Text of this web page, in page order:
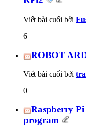
Viết bài cuối bởi
6
ROBOT
Viết bài cuối bởi
0
Raspberry
program